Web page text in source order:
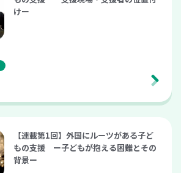
けー
【連載第1回】外国にルーツがある子ど
もの支援 ー子どもが抱える困難とその
背景ー